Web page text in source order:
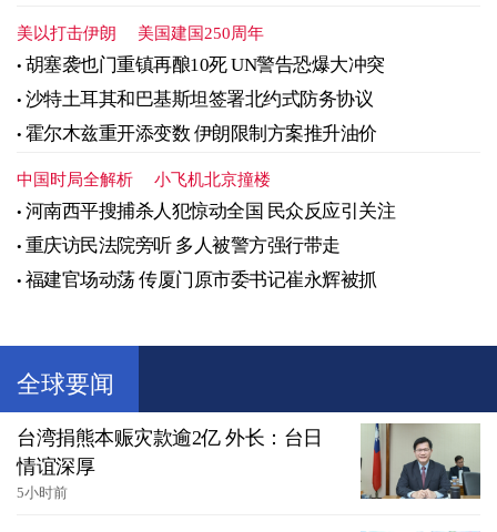
美以打击伊朗 美国建国250周年
胡塞袭也门重镇再酿10死 UN警告恐爆大冲突
沙特土耳其和巴基斯坦签署北约式防务协议
霍尔木兹重开添变数 伊朗限制方案推升油价
中国时局全解析 小飞机北京撞楼
河南西平搜捕杀人犯惊动全国 民众反应引关注
重庆访民法院旁听 多人被警方强行带走
福建官场动荡 传厦门原市委书记崔永辉被抓
全球要闻
台湾捐熊本赈灾款逾2亿 外长：台日
情谊深厚
5小时前